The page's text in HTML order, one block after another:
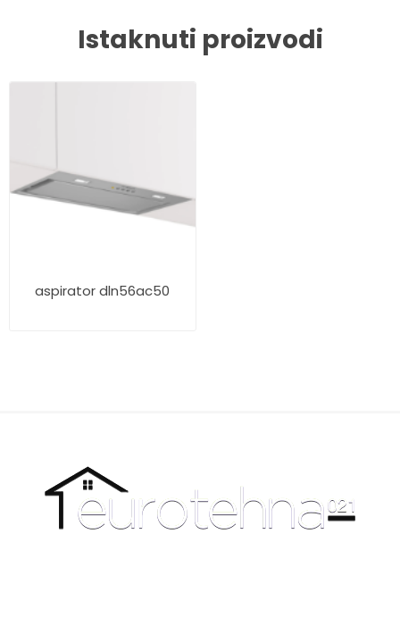
Istaknuti proizvodi
aspirator dln56ac50